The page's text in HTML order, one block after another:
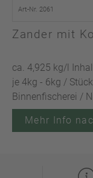
Art-Nr. 2061
Zander mit
ca. 4,925 kg/l
je 4kg - 6kg / Stück
Binnenfischerei /
Mehr Info